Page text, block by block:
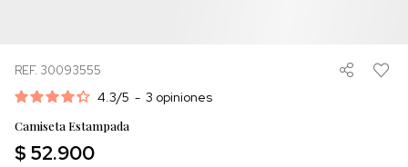
REF. 30093555
4.3/5 - 3 opiniones
Camiseta Estampada
$ 52.900